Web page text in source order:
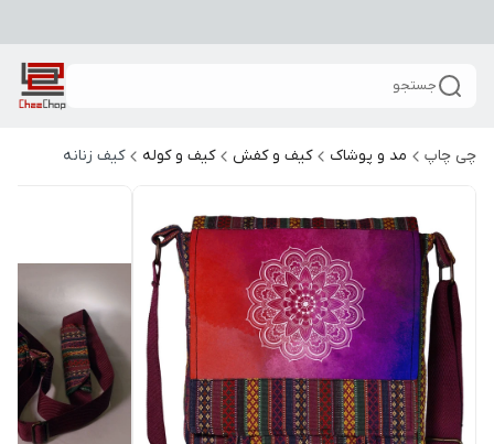
جستجو
چی چاپ مد و پوشاک کیف و کفش کیف و کوله کیف زنانه